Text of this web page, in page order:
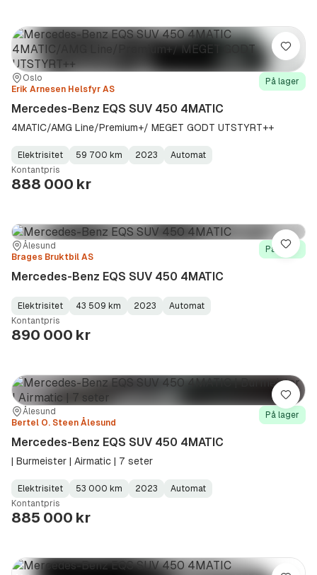
Sted:
Oslo
Forhandler:
Erik Arnesen Helsfyr AS
På lager
Mercedes-Benz EQS SUV 450 4MATIC
4MATIC/AMG Line/Premium+/ MEGET GODT UTSTYRT++
Fuel
Type:
Elektrisitet
Kilometerstand:
59 700 km
Model
Year:
2023
Gearbox
Type:
Automat
Kontantpris
888 000 kr
Lagre
Sted:
Ålesund
Forhandler:
Brages Bruktbil AS
På lager
Mercedes-Benz EQS SUV 450 4MATIC
Fuel
Type:
Elektrisitet
Kilometerstand:
43 509 km
Model
Year:
2023
Gearbox
Type:
Automat
Kontantpris
890 000 kr
Lagre
Sted:
Ålesund
Forhandler:
Bertel O. Steen Ålesund
På lager
Mercedes-Benz EQS SUV 450 4MATIC
| Burmeister | Airmatic | 7 seter
Fuel
Type:
Elektrisitet
Kilometerstand:
53 000 km
Model
Year:
2023
Gearbox
Type:
Automat
Kontantpris
885 000 kr
Lagre